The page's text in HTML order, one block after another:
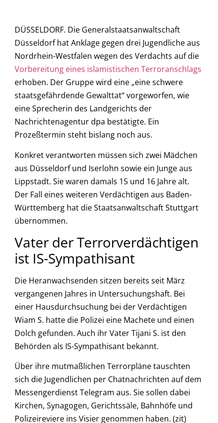
DÜSSELDORF. Die Generalstaatsanwaltschaft
Düsseldorf hat Anklage gegen drei Jugendliche aus
Nordrhein-Westfalen wegen des Verdachts auf die
Vorbereitung eines islamistischen Terroranschlags
erhoben. Der Gruppe wird eine „eine schwere
staatsgefährdende Gewalttat“ vorgeworfen, wie
eine Sprecherin des Landgerichts der
Nachrichtenagentur dpa bestätigte. Ein
Prozeßtermin steht bislang noch aus.
Konkret verantworten müssen sich zwei Mädchen
aus Düsseldorf und Iserlohn sowie ein Junge aus
Lippstadt. Sie waren damals 15 und 16 Jahre alt.
Der Fall eines weiteren Verdächtigen aus Baden-
Württemberg hat die Staatsanwaltschaft Stuttgart
übernommen.
Vater der Terrorverdächtigen
ist IS-Sympathisant
Die Heranwachsenden sitzen bereits seit März
vergangenen Jahres in Untersuchungshaft. Bei
einer Hausdurchsuchung bei der Verdächtigen
Wiam S. hatte die Polizei eine Machete und einen
Dolch gefunden. Auch ihr Vater Tijani S. ist den
Behörden als IS-Sympathisant bekannt.
Über ihre mutmaßlichen Terrorpläne tauschten
sich die Jugendlichen per Chatnachrichten auf dem
Messengerdienst Telegram aus. Sie sollen dabei
Kirchen, Synagogen, Gerichtssäle, Bahnhöfe und
Polizeireviere ins Visier genommen haben. (zit)